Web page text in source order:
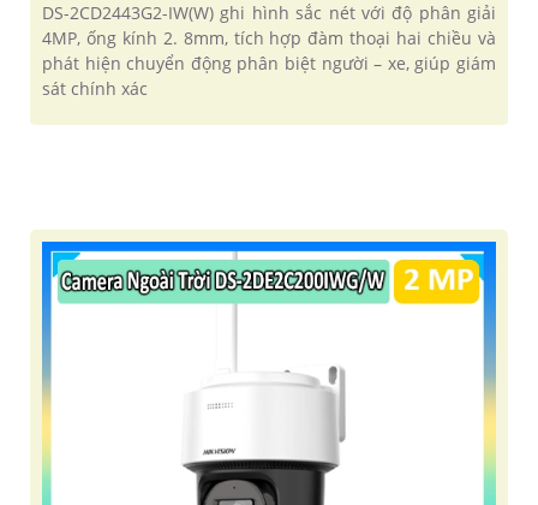
DS-2CD2443G2-IW(W) ghi hình sắc nét với độ phân giải
4MP, ống kính 2. 8mm, tích hợp đàm thoại hai chiều và
phát hiện chuyển động phân biệt người – xe, giúp giám
sát chính xác